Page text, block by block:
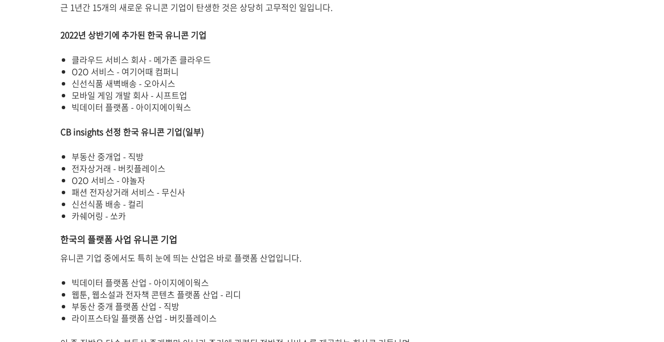
근 1년간 15개의 새로운 유니콘 기업이 탄생한 것은 상당히 고무적인 일입니다.
2022년 상반기에 추가된 한국 유니콘 기업
클라우드 서비스 회사 - 메가존 클라우드
O2O 서비스 - 여기어때 컴퍼니
신선식품 새벽배송 - 오아시스
모바일 게임 개발 회사 - 시프트업
빅데이터 플랫폼 - 아이지에이웍스
CB insights 선정 한국 유니콘 기업(일부)
부동산 중개업 - 직방
전자상거래 - 버킷플레이스
O2O 서비스 - 야놀자
패션 전자상거래 서비스 - 무신사
신선식품 배송 - 컬리
카쉐어링 - 쏘카
한국의 플랫폼 사업 유니콘 기업
유니콘 기업 중에서도 특히 눈에 띄는 산업은 바로 플랫폼 산업입니다.
빅데이터 플랫폼 산업 - 아이지에이웍스
웹툰, 웹소설과 전자책 콘텐츠 플랫폼 산업 - 리디
부동산 중개 플랫폼 산업 - 직방
라이프스타일 플랫폼 산업 - 버킷플레이스